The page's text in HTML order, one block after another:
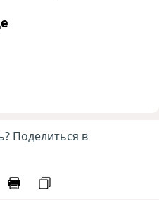
Поделиться в